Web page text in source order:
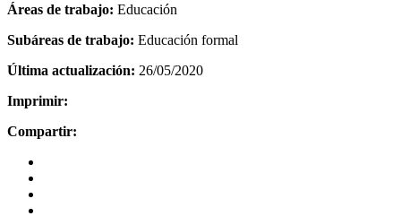
Áreas de trabajo: Educación
Subáreas de trabajo: Educación formal
Última actualización: 26/05/2020
Imprimir:
Compartir: